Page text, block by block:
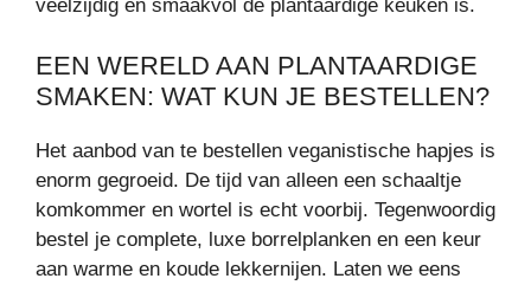
veelzijdig en smaakvol de plantaardige keuken is.
EEN WERELD AAN PLANTAARDIGE
SMAKEN: WAT KUN JE BESTELLEN?
Het aanbod van te bestellen veganistische hapjes is
enorm gegroeid. De tijd van alleen een schaaltje
komkommer en wortel is echt voorbij. Tegenwoordig
bestel je complete, luxe borrelplanken en een keur
aan warme en koude lekkernijen. Laten we eens